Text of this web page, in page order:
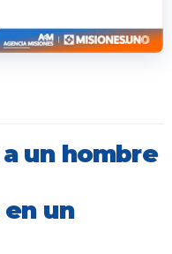
un hombre
un